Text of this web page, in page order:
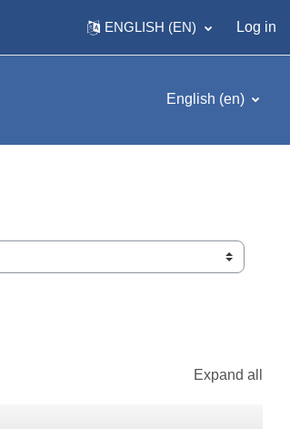
ENGLISH ‎(EN)‎ Log in
English ‎(en)‎
Expand all